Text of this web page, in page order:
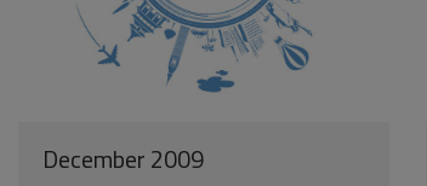
December 2009